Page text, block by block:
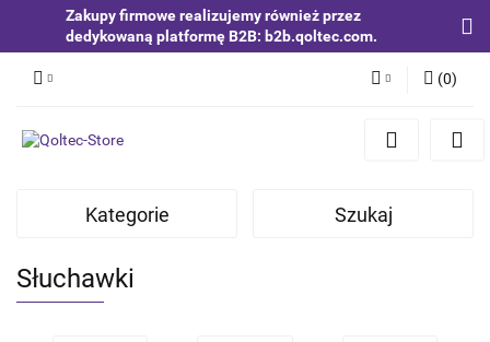
Zakupy firmowe realizujemy również przez
dedykowaną platformę B2B: b2b.qoltec.com.
Zaloguj się
(0)
Kategorie Szukaj
Słuchawki